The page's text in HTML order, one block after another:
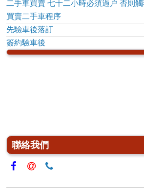
二手車買賣 七十二小時必須過户 否則
買賣二手車程序
先驗車後落訂
簽約驗車後
聯絡我們